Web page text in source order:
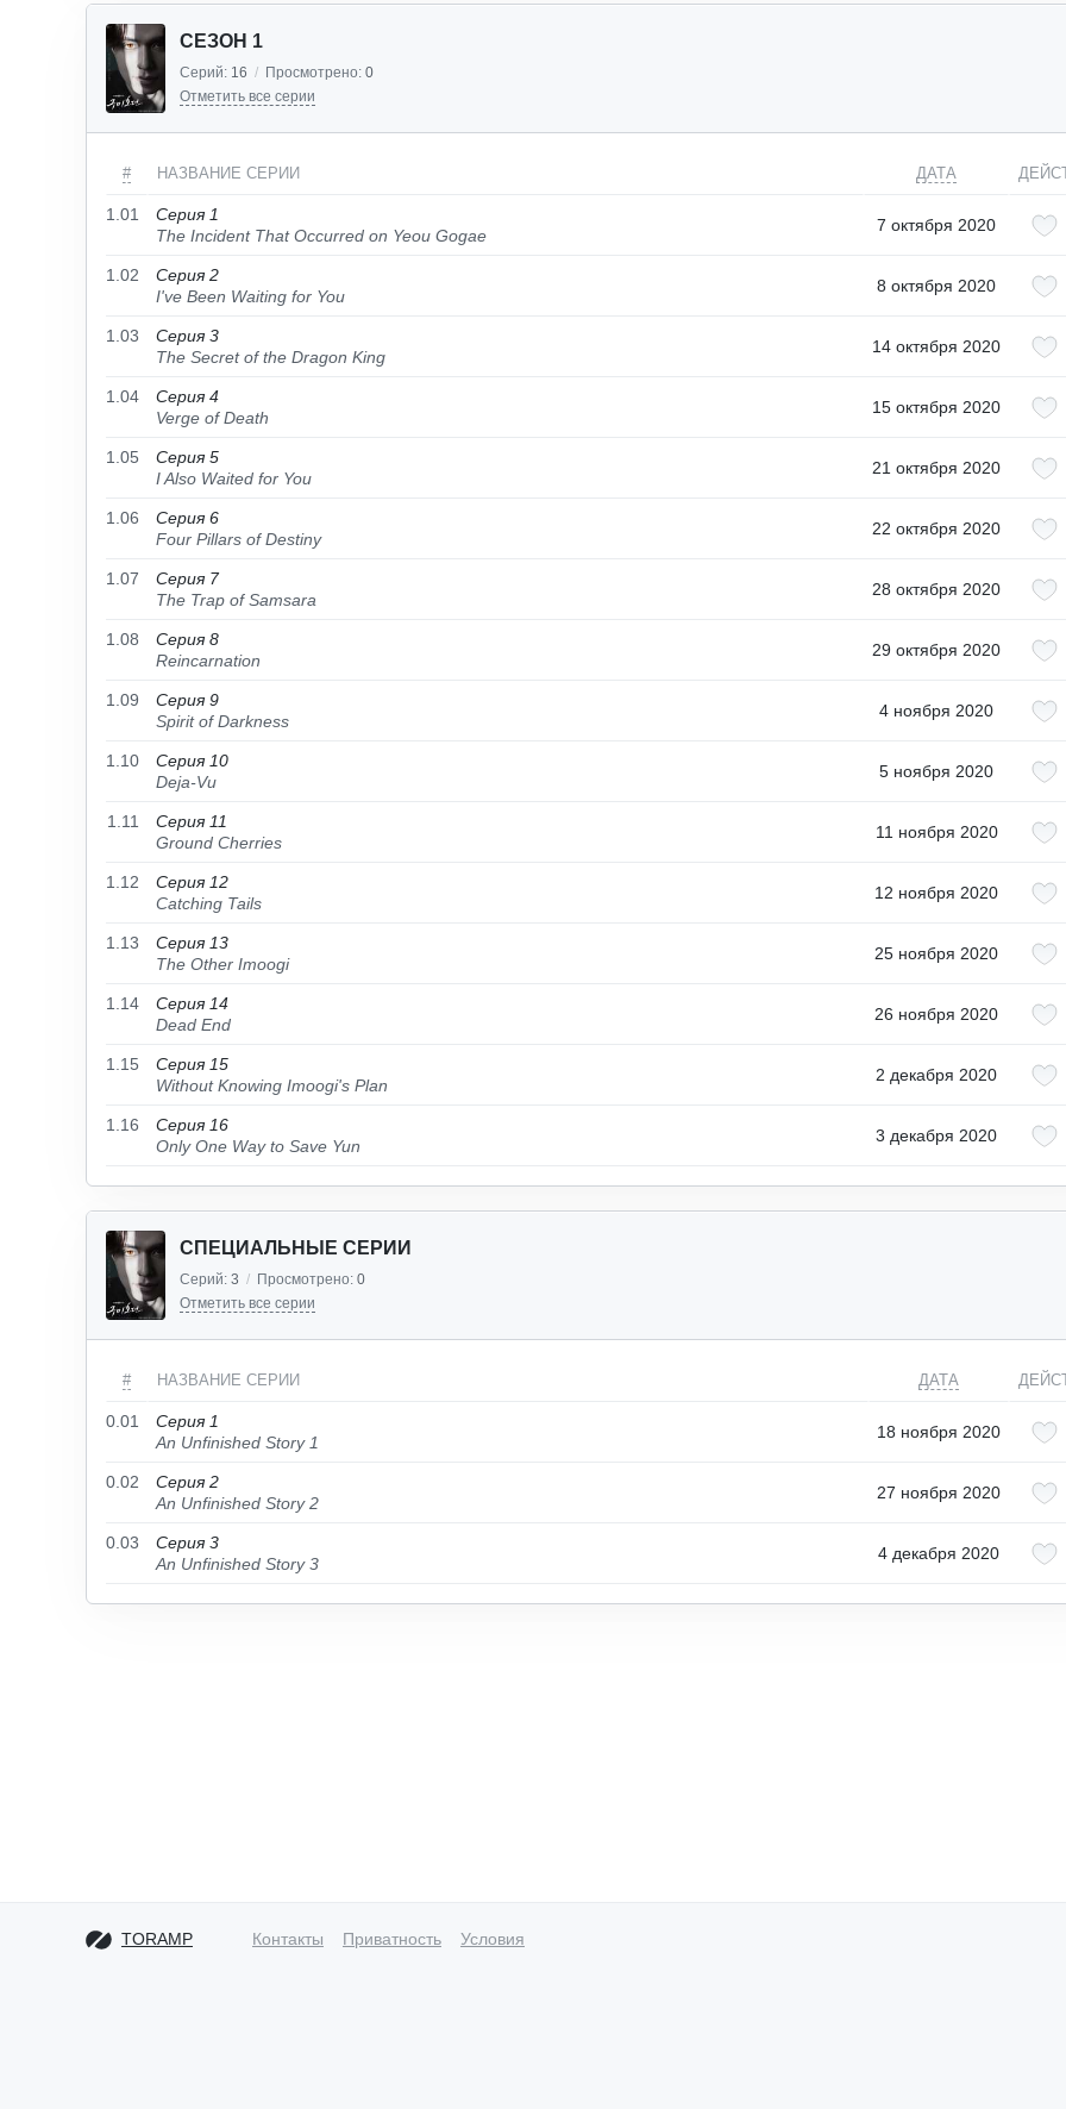
СЕЗОН 1
Серий: 16 / Просмотрено: 0
Отметить все серии
# НАЗВАНИЕ СЕРИИ ДАТА
1.01
Серия 1
The Incident That Occurred on Yeou Gogae
7 октября 2020
1.02
Серия 2
I've Been Waiting for You
8 октября 2020
1.03
Серия 3
The Secret of the Dragon King
14 октября 2020
1.04
Серия 4
Verge of Death
15 октября 2020
1.05
Серия 5
I Also Waited for You
21 октября 2020
1.06
Серия 6
Four Pillars of Destiny
22 октября 2020
1.07
Серия 7
The Trap of Samsara
28 октября 2020
1.08
Серия 8
Reincarnation
29 октября 2020
1.09
Серия 9
Spirit of Darkness
4 ноября 2020
1.10
Серия 10
Deja-Vu
5 ноября 2020
1.11
Серия 11
Ground Cherries
11 ноября 2020
1.12
Серия 12
Catching Tails
12 ноября 2020
1.13
Серия 13
The Other Imoogi
25 ноября 2020
1.14
Серия 14
Dead End
26 ноября 2020
1.15
Серия 15
Without Knowing Imoogi's Plan
2 декабря 2020
1.16
Серия 16
Only One Way to Save Yun
3 декабря 2020
СПЕЦИАЛЬНЫЕ СЕРИИ
Серий: 3 / Просмотрено: 0
Отметить все серии
# НАЗВАНИЕ СЕРИИ ДАТА
0.01
Серия 1
An Unfinished Story 1
18 ноября 2020
0.02
Серия 2
An Unfinished Story 2
27 ноября 2020
0.03
Серия 3
An Unfinished Story 3
4 декабря 2020
TORAMP Контакты Приватность Условия